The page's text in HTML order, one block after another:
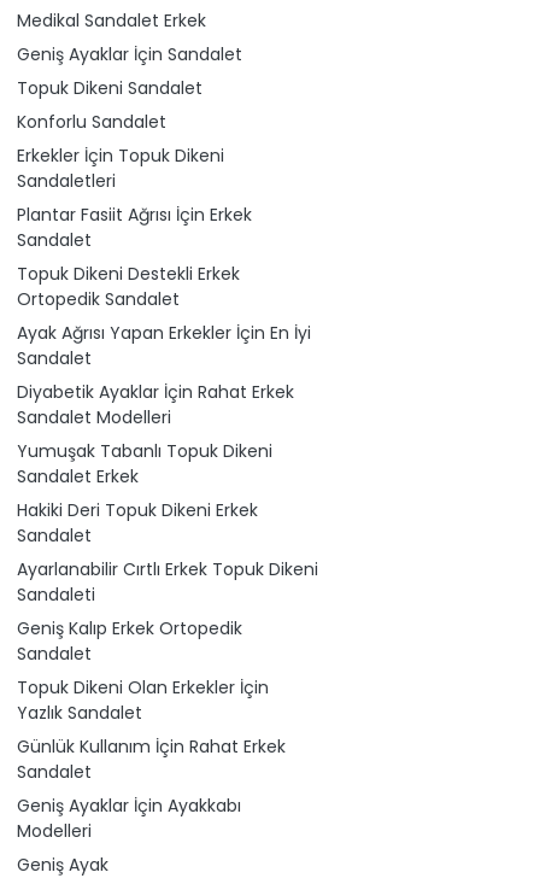
Medikal Sandalet Erkek
Geniş Ayaklar İçin Sandalet
Topuk Dikeni Sandalet
Konforlu Sandalet
Erkekler İçin Topuk Dikeni
Sandaletleri
Plantar Fasiit Ağrısı İçin Erkek
Sandalet
Topuk Dikeni Destekli Erkek
Ortopedik Sandalet
Ayak Ağrısı Yapan Erkekler İçin En İyi
Sandalet
Diyabetik Ayaklar İçin Rahat Erkek
Sandalet Modelleri
Yumuşak Tabanlı Topuk Dikeni
Sandalet Erkek
Hakiki Deri Topuk Dikeni Erkek
Sandalet
Ayarlanabilir Cırtlı Erkek Topuk Dikeni
Sandaleti
Geniş Kalıp Erkek Ortopedik
Sandalet
Topuk Dikeni Olan Erkekler İçin
Yazlık Sandalet
Günlük Kullanım İçin Rahat Erkek
Sandalet
Geniş Ayaklar İçin Ayakkabı
Modelleri
Geniş Ayak